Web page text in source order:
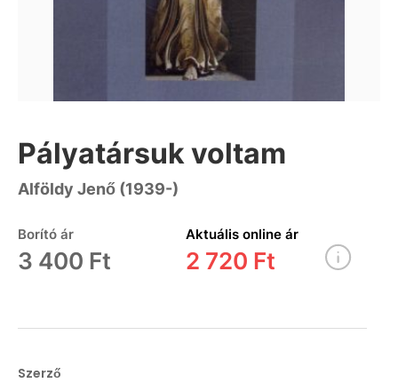
Pályatársuk voltam
Alföldy Jenő (1939-)
Borító ár
3 400 Ft
Aktuális online ár
2 720 Ft
Szerző